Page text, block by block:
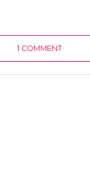
1 COMMENT